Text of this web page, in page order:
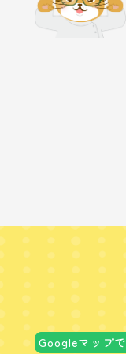
Googleマップ